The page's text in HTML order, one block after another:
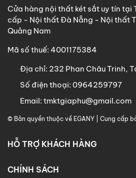
Cửa hàng nội thất két sắt uy tín tại
cấp - Nội thất Đà Nẵng - Nội thất
Quảng Nam
Mã số thuế: 4001175384
Địa chỉ: 232 Phan Châu Trinh,
Số điện thoại: 0964259797
Email: tmktgiaphu@gmail.com
© Bản quyền thuộc về EGANY | Cung cấp
HỖ TRỢ KHÁCH HÀNG
CHÍNH SÁCH